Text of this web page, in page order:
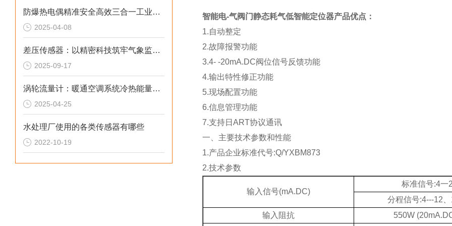
防爆热电偶精准安全高效三合一工业测温方案
2025-04-08
差压传感器：以精密科技筑牢气象监测的“隐形防线”
2025-09-17
涡轮流量计：暖通空调系统冷热能量计量的“精准标尺”
2025-04-25
水处理厂使用的各类传感器有哪些
2022-10-19
智能电-气阀门静态耗气低智能定位器产品优点：
1.自动整定
2.故障报警功能
3.4- -20mA.DC阀位信号反馈功能
4.输出特性修正功能
5.现场配置功能
6.信息管理功能
7.支持日ART协议通讯
一、主要技术参数和性能
1.产品企业标准代号:Q/YXBM873
2.技术参数
输入信号(mA.DC)
标准信号:4一
分程信号:4---12
输入阻抗
550W